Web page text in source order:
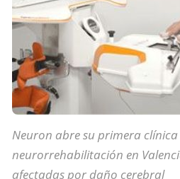
Neuron abre su primera clínica
neurorrehabilitación en
afectadas por daño cerebral